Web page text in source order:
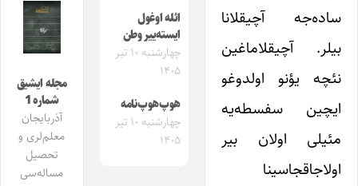
ساده‌جه آچیقلانا
بیلر. آچیقلاماغین
نئچه یؤنو اولدوغو
ایچین سفسطه‌یه
مئیلی اولان بیر
اولاجاقجاسینا
ائله اوغول
ایسته‌ییر وطن
چهارشنبه ۱۰ تیر
۱۴۰۵
هوپ‌هوپ‌نامه
چهارشنبه ۱۰ تیر
۱۴۰۵
مجله ایشیق
شماره 1
آذربایجان
معلم‌لری و
تحصیل
مساله‌سی